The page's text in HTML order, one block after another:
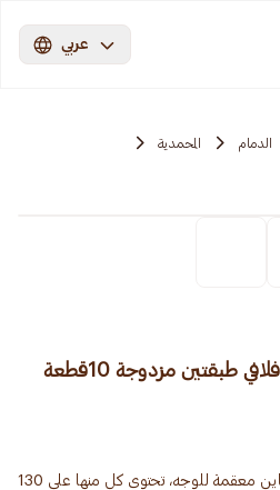
عربي
الدمام
المحمدية
طبقتين مزدوجة 10قطعة
مجموعة مكونة من 10 مناديل فاين معقمة للوجه، تحتوي كل منها على 130